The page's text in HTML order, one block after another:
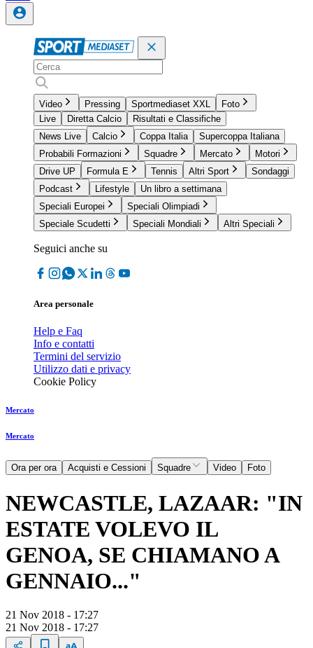
Video Pressing Sportmediaset XXL
Foto
Live
Diretta Calcio
Risultati e Classifiche
News Live
Calcio Coppa Italia
Supercoppa Italiana
Probabili Formazioni
Squadre Mercato
Motori
Drive UP
Formula E Tennis Altri Sport
Sondaggi
Podcast
Lifestyle
Un libro a settimana
Speciali Europei
Speciali Olimpiadi
Speciale Scudetti
Speciali Mondiali Altri Speciali
Seguici anche su
Area personale
Help e Faq
Info e contatti
Termini del servizio
Utilizzo dati e privacy
Cookie Policy
Mercato
Mercato
Ora per ora Acquisti e Cessioni Squadre Video Foto
NEWCASTLE, LAZAAR: "IN
ESTATE VOLEVO IL
GENOA, SE CHIAMANO A
GENNAIO..."
21 Nov 2018 - 17:27
21 Nov 2018 - 17:27